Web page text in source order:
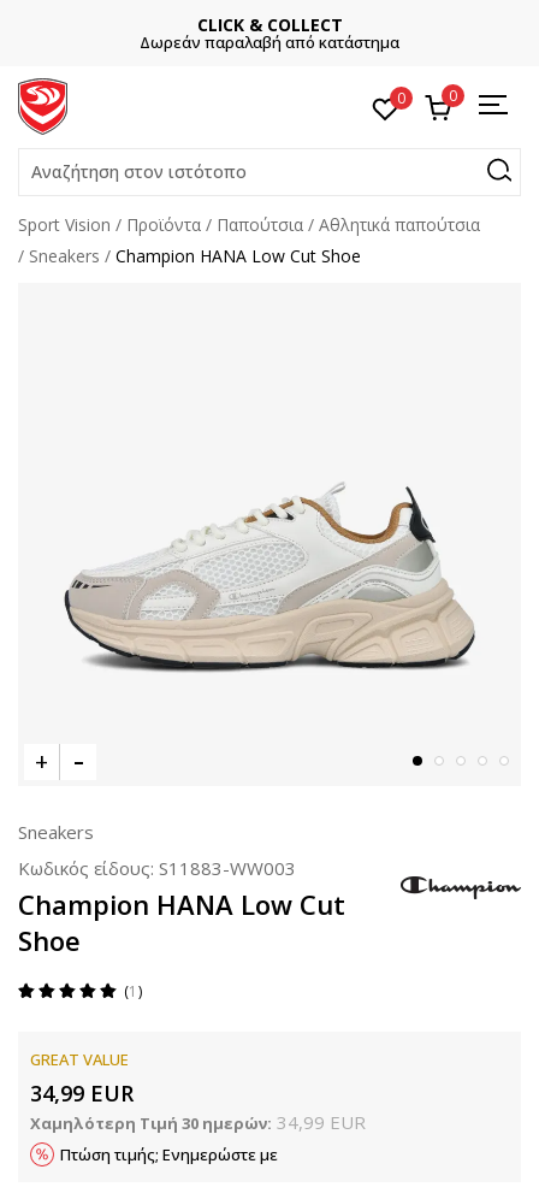
CLICK & COLLECT
Δωρεάν παραλαβή από κατάστημα
0 0
Αναζήτηση στον ιστότοπο
Sport Vision Προϊόντα Παπούτσια
Αθλητικά παπούτσια
Sneakers
Champion HANA Low Cut Shoe
Sneakers
Κωδικός είδους: S11883-WW003
Champion HANA Low Cut
Shoe
1
GREAT VALUE
34,99 EUR
Χαμηλότερη Τιμή 30 ημερών: 34,99 EUR
Πτώση τιμής; Ενημερώστε με